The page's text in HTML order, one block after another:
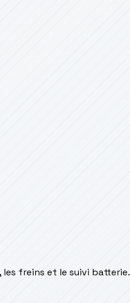
les freins et le suivi batterie.